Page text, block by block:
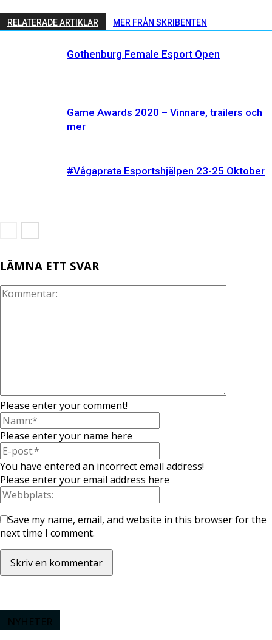
RELATERADE ARTIKLAR MER FRÅN SKRIBENTEN
Gothenburg Female Esport Open
Game Awards 2020 – Vinnare, trailers och
mer
#Vågaprata Esportshjälpen 23-25 Oktober
LÄMNA ETT SVAR
Please enter your comment!
Please enter your name here
You have entered an incorrect email address!
Please enter your email address here
Save my name, email, and website in this browser for the
next time I comment.
NYHETER